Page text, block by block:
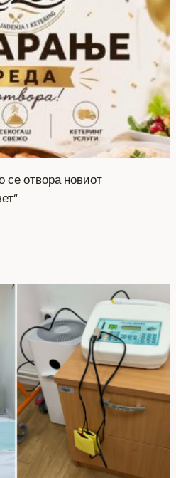
се отвора новиот